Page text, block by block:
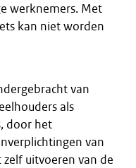
werknemers. Met
kan niet worden
van
als
door het
van
uitvoeren van de